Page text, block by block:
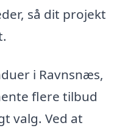
så dit projekt
i Ravnsnæs,
flere tilbud
valg. Ved at